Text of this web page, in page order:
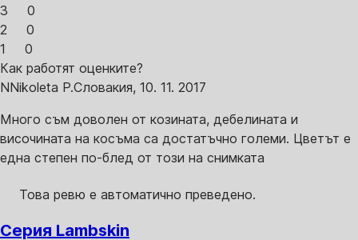
3
0
2
0
1
0
Как работят оценките?
NNikoleta P.Словакия, 10. 11. 2017
Много съм доволен от козината, дебелината и
височината на косъма са достатъчно големи. Цветът е
една степен по-блед от този на снимката
Това ревю е автоматично преведено.
Серия Lambskin